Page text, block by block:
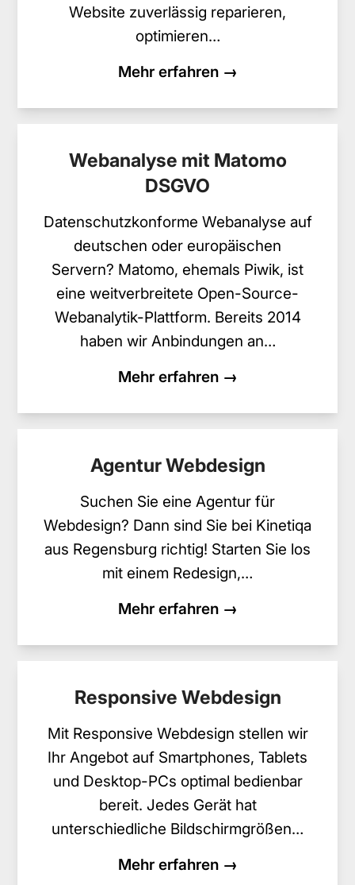
Website zuverlässig reparieren,
optimieren…
Mehr erfahren →
Webanalyse mit Matomo
DSGVO
Datenschutzkonforme Webanalyse auf
deutschen oder europäischen
Servern? Matomo, ehemals Piwik, ist
eine weitverbreitete Open-Source-
Webanalytik-Plattform. Bereits 2014
haben wir Anbindungen an…
Mehr erfahren →
Agentur Webdesign
Suchen Sie eine Agentur für
Webdesign? Dann sind Sie bei Kinetiqa
aus Regensburg richtig! Starten Sie los
mit einem Redesign,…
Mehr erfahren →
Responsive Webdesign
Mit Responsive Webdesign stellen wir
Ihr Angebot auf Smartphones, Tablets
und Desktop-PCs optimal bedienbar
bereit. Jedes Gerät hat
unterschiedliche Bildschirmgrößen…
Mehr erfahren →